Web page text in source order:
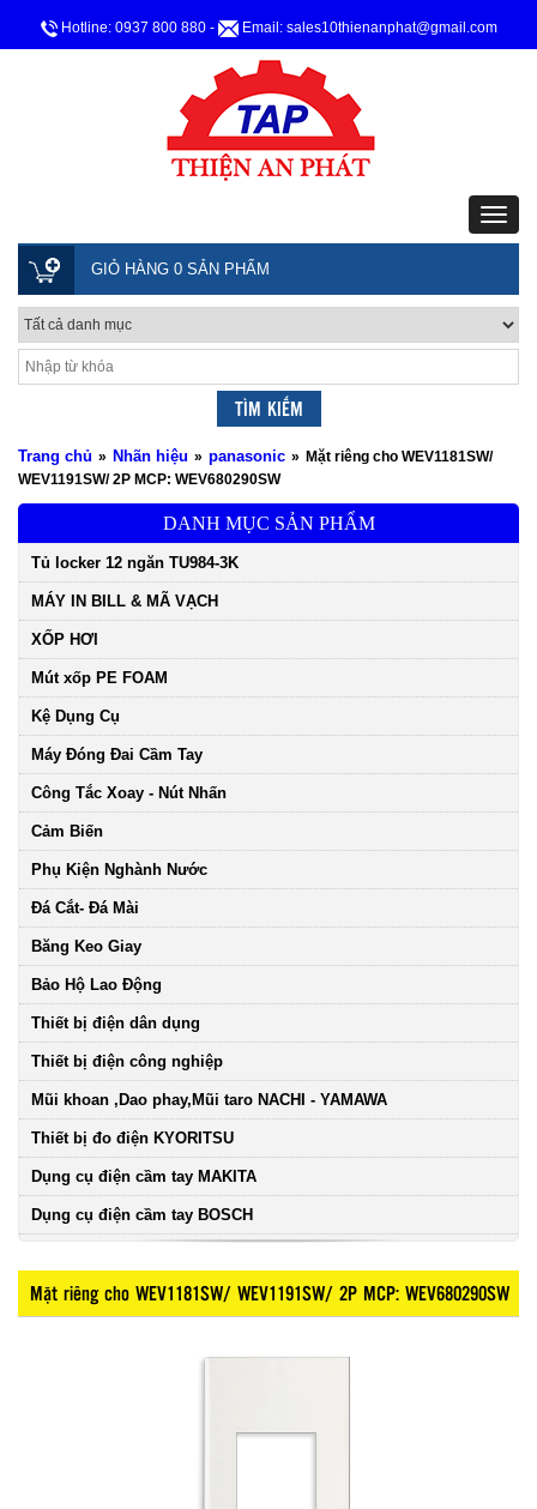
Hotline: 0937 800 880 - Email: sales10thienanphat@gmail.com
GIỎ HÀNG 0 SẢN PHẨM
Trang chủ » Nhãn hiệu » panasonic » Mặt riêng cho WEV1181SW/
WEV1191SW/ 2P MCP: WEV680290SW
DANH MỤC SẢN PHẨM
Tủ locker 12 ngăn TU984-3K
MÁY IN BILL & MÃ VẠCH
XỐP HƠI
Mút xốp PE FOAM
Kệ Dụng Cụ
Máy Đóng Đai Cầm Tay
Công Tắc Xoay - Nút Nhấn
Cảm Biến
Phụ Kiện Nghành Nước
Đá Cắt- Đá Mài
Băng Keo Giay
Bảo Hộ Lao Động
Thiết bị điện dân dụng
Thiết bị điện công nghiệp
Mũi khoan ,Dao phay,Mũi taro NACHI - YAMAWA
Thiết bị đo điện KYORITSU
Dụng cụ điện cầm tay MAKITA
Dụng cụ điện cầm tay BOSCH
Mặt riêng cho WEV1181SW/ WEV1191SW/ 2P MCP: WEV680290SW